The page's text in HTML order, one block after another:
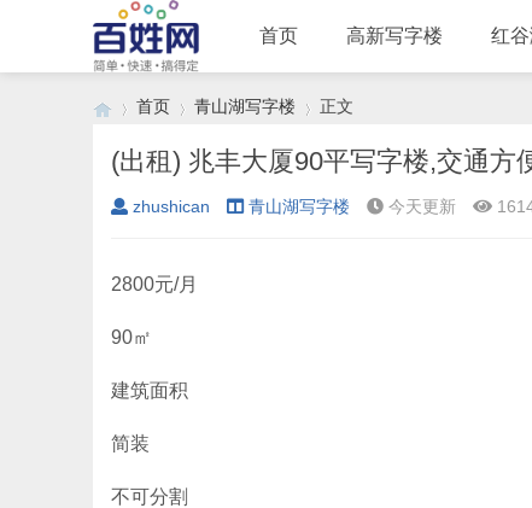
首页 高新写字楼 红
›
首页
›
青山湖写字楼
›
正文
(出租) 兆丰大厦90平写字楼,交通方
zhushican 青山湖写字楼 今天更新
2800元/月
90㎡
建筑面积
简装
不可分割